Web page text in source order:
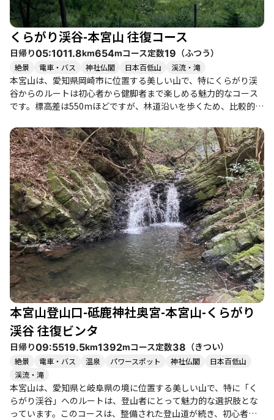
ることをおすすめします。 登山後には、近くの温泉や地元のグル
メを楽しむこともでき、特に豊川市の味噌煮込みうどんは絶品で
す。駐車場は混雑することが多いため、早めの出発が推奨されま
すが、昼頃に訪れると比較的空いていることもあります。 本宮山
は、自然の美しさと登山の楽しさを兼ね備えた素晴らしい場所で
あり、訪れる価値があるスポットです。
くらがり渓谷-本宮山 往復コース
日帰り05:1011.8km654mコース定数19 （ふつう）
絶景 電車・バス 神社仏閣 日本百低山 渓流・滝
本宮山は、愛知県岡崎市に位置する美しい山で、特にくらがり渓
谷からのルートは初心者から健脚者まで楽しめる魅力的なコース
です。標高差は550mほどですが、林道沿いを歩くため、比較的楽
れるかもしれませんが、途中の景観や自然を楽しむことで飽きる
ことはありません。 このコースの特徴は、闇苅八景と呼ばれる見
所が点在していることです。特に不動の滝やかえで並木は、訪れ
る価値があります。春や秋には花や紅葉が美しく、特に秋のかえ
で並木は圧巻です。冬には雪化粧した山々が幻想的な雰囲気を醸
し出し、静けさの中での登山は心を癒してくれます。 登山者の中
には、トレランを楽しむ方も多く、馬の背平の急坂を登る際には
達成感を味わえます。山頂からは三河湾や渥美半島の眺望が広が
り、晴れた日にはその美しさに感動することでしょう。特に冬の
寒い日には、風が強く感じられることもありますが、しっかりと
した装備で挑むことで、快適に登山を楽しむことができます。 ま
た、下山後には近くのカフェや食堂でのランチも楽しみの一つで
す。特に「Cafe Jiiva Green」や「はるまき食堂 凸凹」では、地
元の食材を使った美味しい料理が味わえ、登山の疲れを癒してく
れます。駐車場は9時からオープンするため、早めに到着して朝食
を楽しむのもおすすめです。 このコースは、整備された道が多
く、特に膝や腰に不安のある方にも優しい設計です。静かな自然
の中で、鹿や鳥の姿を見かけることもあり、自然とのふれあいを
楽しむことができます。家族連れや友人同士でのハイキングにも
適しており、特に春や秋のシーズンには多くの人で賑わいます。
本宮山登山口-砥鹿神社奥宮-本宮山-くらがり
渓谷 往復ビンタ
日帰り09:5519.5km1392mコース定数38 （きつい）
絶景 電車・バス 温泉 パワースポット 神社仏閣
日本百低山
渓流・滝
本宮山は、愛知県と岐阜県の境に位置する美しい山で、特に「く
らがり渓谷」へのルートは、登山者にとって魅力的な選択肢とな
っています。このコースは、整備された登山道が続き、初心者か